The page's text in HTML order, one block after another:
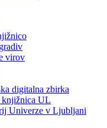
virov
digitalna zbirka
UL
Univerze v Ljubljani